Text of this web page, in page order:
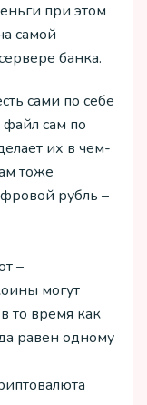
при этом
самой
банка.
сами по себе
сам по
их в чем-
тоже
рубль –
–
могут
то время как
равен одному